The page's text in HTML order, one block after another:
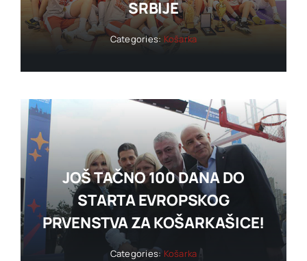
SRBIJE
Categories: Košarka
JOŠ TAČNO 100 DANA DO
STARTA EVROPSKOG
PRVENSTVA ZA KOŠARKAŠICE!
Categories: Košarka